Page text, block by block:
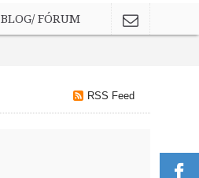
BLOG/ FÓRUM
RSS Feed